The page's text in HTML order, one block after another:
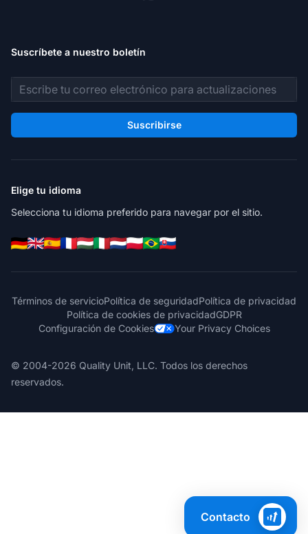
Suscríbete a nuestro boletín
Dirección de correo electrónico
Suscribirse
Elige tu idioma
Selecciona tu idioma preferido para navegar por el sitio.
Términos de servicioPolítica de seguridadPolítica de privacidad
Política de cookies de privacidadGDPR
Configuración de Cookies
Your Privacy Choices
© 2004-2026 Quality Unit, LLC. Todos los derechos
reservados.
Contacto